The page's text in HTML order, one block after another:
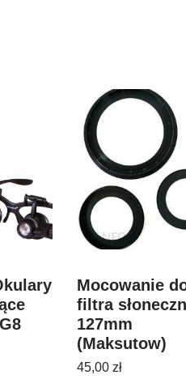
Mocowanie
filtra
127mm
(Maksutow)
45,00 zł